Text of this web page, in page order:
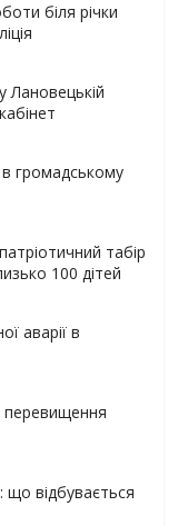
біля річки
Лановецькій
в громадському
табір
100 дітей
аварії в
перевищення
що відбувається